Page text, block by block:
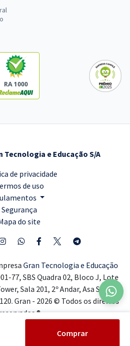
Comprar
RA 1000
Tecnologia e Educação S/A
de privacidade
de uso
Segurança
do site
Gran Tecnologia e Educação
77, SBS Quadra 02, Bloco J, Lote
Sala 201, 2º Andar, Asa Sul,
Gran - 2026 © Todos os direitos
®